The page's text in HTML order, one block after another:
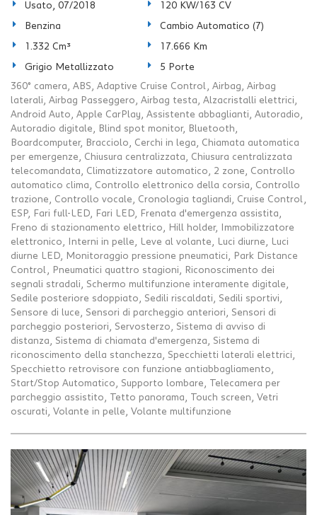
Usato, 07/2018 120 KW/163 CV
Benzina Cambio Automatico (7)
1.332 Cm³ 17.666 Km
Grigio Metallizzato
5 Porte
360° camera, ABS, Adaptive Cruise Control, Airbag, Airbag
laterali, Airbag Passeggero, Airbag testa, Alzacristalli elettrici,
Android Auto, Apple CarPlay, Assistente abbaglianti, Autoradio,
Autoradio digitale, Blind spot monitor, Bluetooth,
Boardcomputer, Bracciolo, Cerchi in lega, Chiamata automatica
per emergenze, Chiusura centralizzata, Chiusura centralizzata
telecomandata, Climatizzatore automatico, 2 zone, Controllo
automatico clima, Controllo elettronico della corsia, Controllo
trazione, Controllo vocale, Cronologia tagliandi, Cruise Control,
ESP, Fari full-LED, Fari LED, Frenata d'emergenza assistita,
Freno di stazionamento elettrico, Hill holder, Immobilizzatore
elettronico, Interni in pelle, Leve al volante, Luci diurne, Luci
diurne LED, Monitoraggio pressione pneumatici, Park Distance
Control, Pneumatici quattro stagioni, Riconoscimento dei
segnali stradali, Schermo multifunzione interamente digitale,
Sedile posteriore sdoppiato, Sedili riscaldati, Sedili sportivi,
Sensore di luce, Sensori di parcheggio anteriori, Sensori di
parcheggio posteriori, Servosterzo, Sistema di avviso di
distanza, Sistema di chiamata d'emergenza, Sistema di
riconoscimento della stanchezza, Specchietti laterali elettrici,
Specchietto retrovisore con funzione antiabbagliamento,
Start/Stop Automatico, Supporto lombare, Telecamera per
parcheggio assistito, Tetto panorama, Touch screen, Vetri
oscurati, Volante in pelle, Volante multifunzione